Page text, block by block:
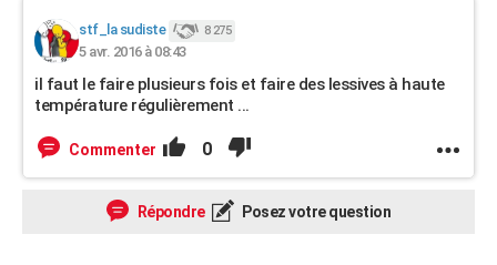
stf_la sudiste 8 275
5 avr. 2016 à 08:43
il faut le faire plusieurs fois et faire des lessives à haute
température régulièrement ...
Commenter 0
Répondre Posez votre question